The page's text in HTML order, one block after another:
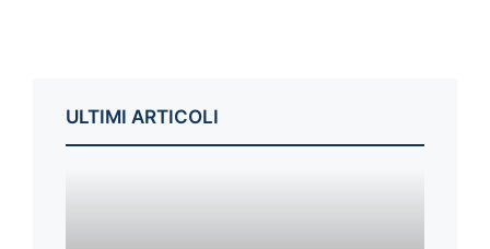
ULTIMI ARTICOLI